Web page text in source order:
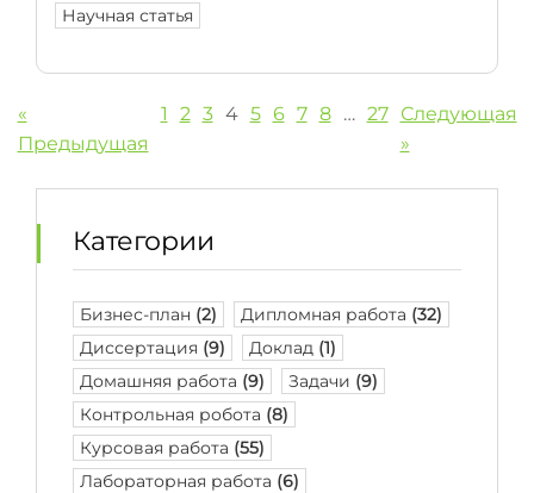
публикацией автору нужно выбрать подходящий
журнал. От этого выбора зависит, кто увидит статью,
Научная статья
«
Предыдущая
1 2 3 4 5 6 7 8 … 27
Следующая
»
Категории
Бизнес-план (2) Дипломная работа (32)
Диссертация (9) Доклад (1)
Домашняя работа (9) Задачи (9)
Контрольная робота (8)
Курсовая работа (55)
Лабораторная работа (6)